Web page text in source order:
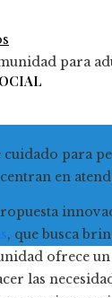
para
cuidado para
en
, que busca
ofrece
las